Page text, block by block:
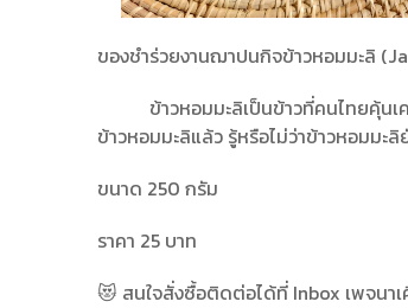
ของชำร่วยงานฌาปนกิจข้าวหอมมะลิ
ข้าวหอมมะลิเป็นข้าวที่คนไทยคุ้นเค
ข้าวหอมมะลิแล้ว รู้หรือไม่ว่าข้าวหอมม
ขนาด 250 กรัม
ราคา 25 บาท
😻 สนใจสั่งซื้อติดต่อได้ที่ Inbox เพจนาเ